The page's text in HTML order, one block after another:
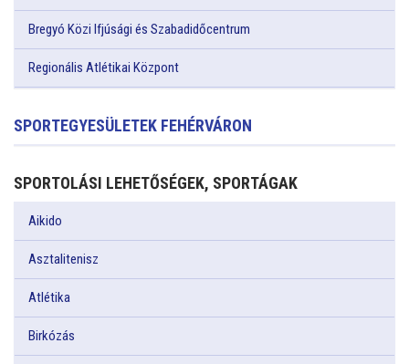
Bregyó Közi Ifjúsági és Szabadidőcentrum
Regionális Atlétikai Központ
SPORTEGYESÜLETEK FEHÉRVÁRON
SPORTOLÁSI LEHETŐSÉGEK, SPORTÁGAK
Aikido
Asztalitenisz
Atlétika
Birkózás